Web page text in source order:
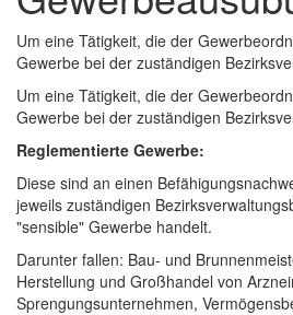
Um eine Tätigkeit, die der
Gewerbe bei der zuständigen
Um eine Tätigkeit, die der
Gewerbe bei der zuständigen
Reglementierte Gewerbe:
Diese sind an einen
jeweils zuständigen
"sensible" Gewerbe handelt.
Darunter fallen: Bau- und
Herstellung und Großhandel von
Sprengungsunternehmen,